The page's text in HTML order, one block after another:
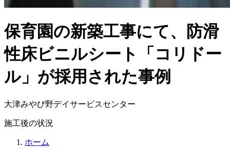
保育園の新築工事にて、防滑
性床ビニルシート「コリドー
ル」が採用された事例
大津みやび野デイサービスセンター
施工後の状況
ホーム